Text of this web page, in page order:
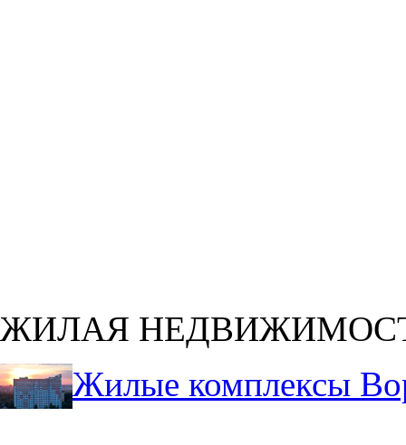
ЖИЛАЯ
Жилые комплексы